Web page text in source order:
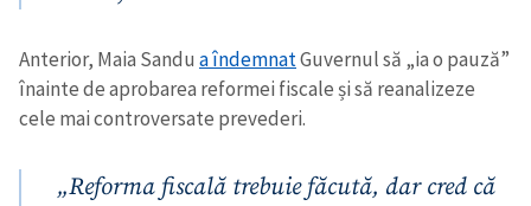
Trimite o informație
Despre ZdG
in English
на русском
Anterior, Maia Sandu a îndemnatGuvernul să „ia o pauză”
înainte de aprobarea reformei fiscale și să reanalizeze
cele mai controversate prevederi.
„Reforma fiscală trebuie făcută, dar cred că